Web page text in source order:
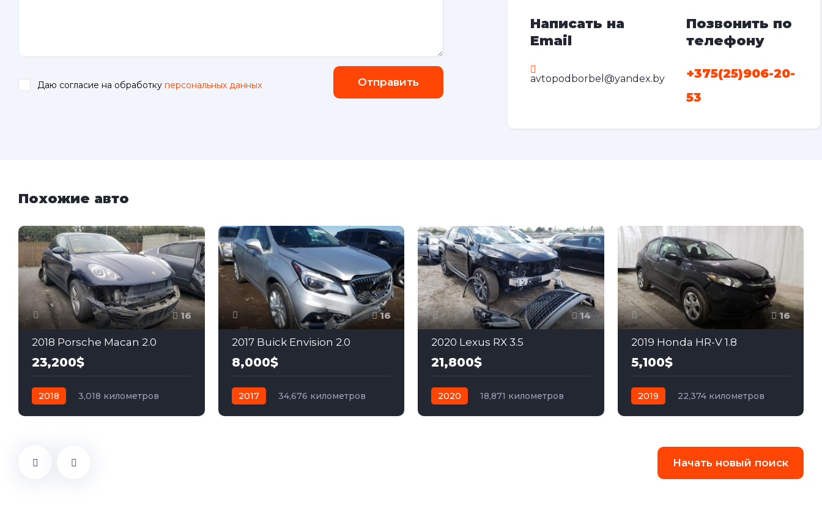
Даю согласие на обработку персональных данных Отправить
Написать на
Email
avtopodborbel@yandex.by
Позвонить по
телефону
+375(25)906-20-
53
Похожие авто
16
2018 Porsche Macan 2.0
23,200$
2018
3,018 километров
16
2017 Buick Envision 2.0
8,000$
2017
34,676 километров
14
2020 Lexus RX 3.5
21,800$
2020
18,871 километров
16
2019 Honda HR-V 1.8
5,100$
2019
22,374 километров
Начать новый поиск